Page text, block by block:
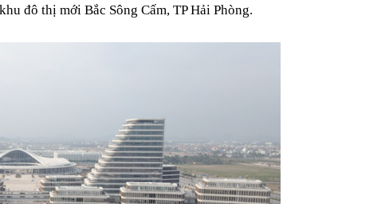
đô thị mới Bắc Sông Cấm, TP Hải Phòng.